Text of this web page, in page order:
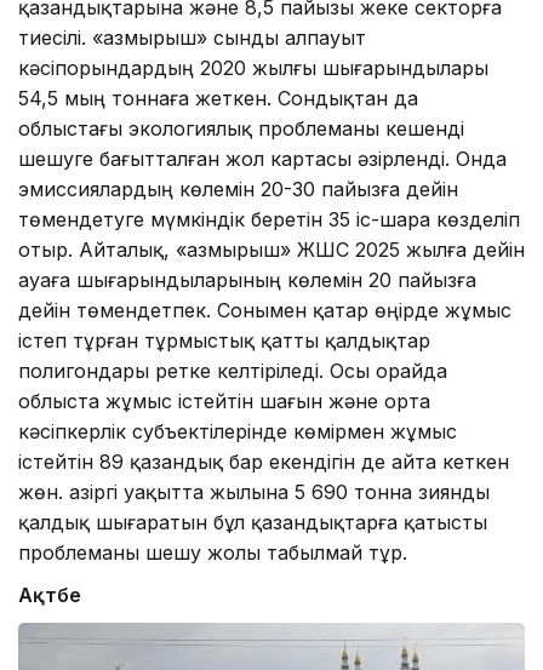
қазандықтарына және 8,5 пайызы жеке секторға
тиесілі. «Қазмырыш» сынды алпауыт
кәсіпорындардың 2020 жылғы шығарындылары
54,5 мың тоннаға жеткен. Сондықтан да
облыстағы экологиялық проблеманы кешенді
шешуге бағытталған жол картасы әзірленді. Онда
эмиссиялардың көлемін 20-30 пайызға дейін
төмендетуге мүмкіндік беретін 35 іс-шара көзделіп
отыр. Айталық, «Қазмырыш» ЖШС 2025 жылға дейін
ауаға шығарындыларының көлемін 20 пайызға
дейін төмендетпек. Сонымен қатар өңірде жұмыс
істеп тұрған тұрмыстық қатты қалдықтар
полигондары ретке келтіріледі. Осы орайда
облыста жұмыс істейтін шағын және орта
кәсіпкерлік субъектілерінде көмірмен жұмыс
істейтін 89 қазандық бар екендігін де айта кеткен
жөн. Қазіргі уақытта жылына 5 690 тонна зиянды
қалдық шығаратын бұл қазандықтарға қатысты
проблеманы шешу жолы табылмай тұр.
Ақтөбе